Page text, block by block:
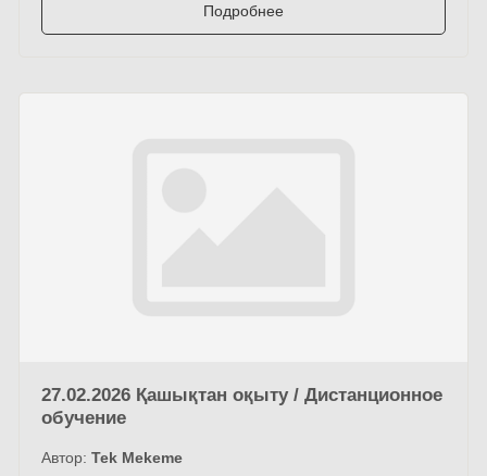
Подробнее
27.02.2026 Қашықтан оқыту / Дистанционное
обучение
Автор: Tek Mekeme